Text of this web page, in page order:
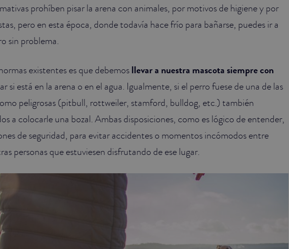
prohíben pisar la arena con animales, por motivos de higiene y por
pero en esta época, donde todavía hace frío para bañarse, puedes ir a
sin problema.
existentes es que debemosllevar a nuestra mascota siempre con
si está en la arena o en el agua. Igualmente, si el perro fuese de una de las
peligrosas (pitbull, rottweiler, stamford, bulldog, etc.) también
a colocarle una bozal. Ambas disposiciones, como es lógico de entender,
de seguridad, para evitar accidentes o momentos incómodos entre
personas que estuviesen disfrutando de ese lugar.